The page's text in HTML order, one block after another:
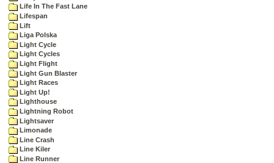
Life In The Fast Lane
Lifespan
Lift
Liga Polska
Light Cycle
Light Cycles
Light Flight
Light Gun Blaster
Light Races
Light Up!
Lighthouse
Lightning Robot
Lightsaver
Limonade
Line Crash
Line Kiler
Line Runner